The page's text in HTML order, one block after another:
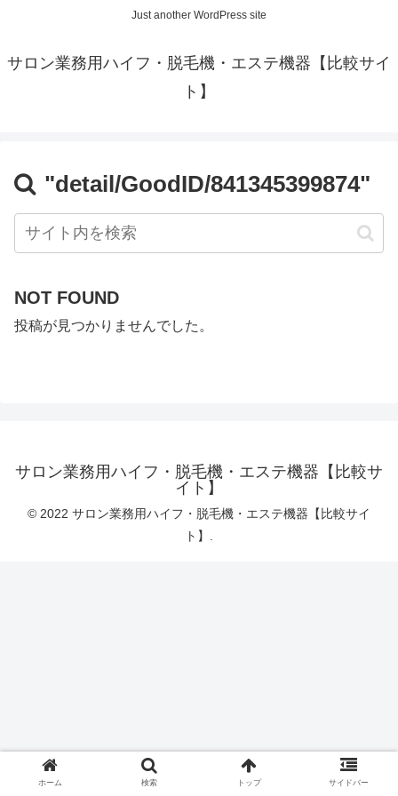
Just another WordPress site
サロン業務用ハイフ・脱毛機・エステ機器【比較サイ
ト】
"detail/GoodID/841345399874"
NOT FOUND
投稿が見つかりませんでした。
サロン業務用ハイフ・脱毛機・エステ機器【比較サ
イト】
© 2022 サロン業務用ハイフ・脱毛機・エステ機器【比較サイ
ト】.
ホーム 検索 トップ サイドバー